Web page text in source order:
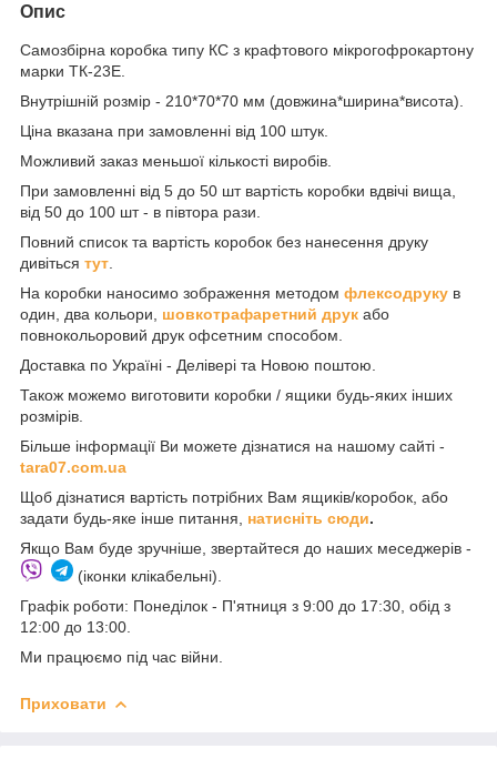
Опис
Самозбірна коробка типу КС з крафтового мікрогофрокартону
марки ТК-23Е.
Внутрішній розмір - 210*70*70 мм (довжина*ширина*висота).
Ціна вказана при замовленні від 100 штук.
Можливий заказ меньшої кількості виробів.
При замовленні від 5 до 50 шт вартість коробки вдвічі вища,
від 50 до 100 шт - в півтора рази.
Повний список та вартість коробок без нанесення друку
дивіться тут
На коробки наносимо зображення методом флексодруку в
один, два кольори, шовкотрафаретний друк або
повнокольоровий друк офсетним способом.
Доставка по Україні - Делівері та Новою поштою.
Також можемо виготовити коробки / ящики будь-яких інших
розмірів.
Більше інформації Ви можете дізнатися на нашому сайті -
tara07.com.ua
Щоб дізнатися вартість потрібних Вам ящиків/коробок, або
задати будь-яке інше питання, натисніть сюди.
Якщо Вам буде зручніше, звертайтеся до наших меседжерів -
(іконки клікабельні).
Графік роботи: Понеділок - П'ятниця з 9:00 до 17:30, обід з
12:00 до 13:00.
Ми працюємо під час війни.
Приховати